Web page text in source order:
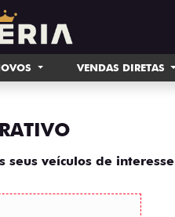
VENDAS DIRETAS
seus veículos de interesse